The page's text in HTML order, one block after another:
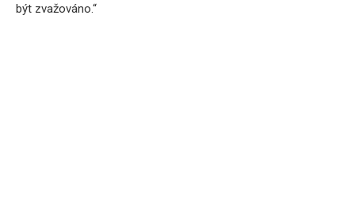
být zvažováno.“